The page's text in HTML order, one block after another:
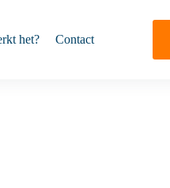
het? Contact